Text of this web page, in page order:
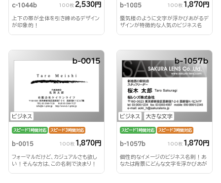
c-1044b 100枚 2,530円
上下の帯が全体を引き締めるデザイン
が印象的！
b-1085 100枚 1,870円
蜃気楼のように文字が浮かびあがるデ
ザインが特徴的な人気のビジネス名
ビジネス
b-0015
スピード1時間対応 スピード3時間対応
b-0015 100枚 1,870円
フォーマルだけど、カジュアルさも欲し
い！そんな方は、この名刺で決まり！
ビジネス 大きな文字
b-1057b
スピード1時間対応 スピード3時間対応
b-1057b 100枚 1,870円
個性的なイメージのビジネス名刺！あ
なたは背景にどんな文字を浮かびあが